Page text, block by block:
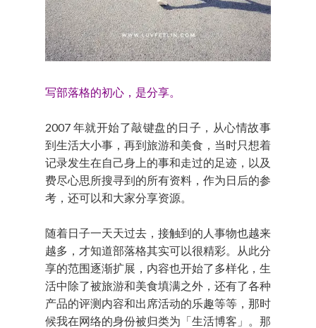
写部落格的初心，是分享。
2007 年就开始了敲键盘的日子，从心情故事
到生活大小事，再到旅游和美食，当时只想着
记录发生在自己身上的事和走过的足迹，以及
费尽心思所搜寻到的所有资料，作为日后的参
考，还可以和大家分享资源。
随着日子一天天过去，接触到的人事物也越来
越多，才知道部落格其实可以很精彩。从此分
享的范围逐渐扩展，内容也开始了多样化，生
活中除了被旅游和美食填满之外，还有了各种
产品的评测内容和出席活动的乐趣等等，那时
候我在网络的身份被归类为「生活博客」。那